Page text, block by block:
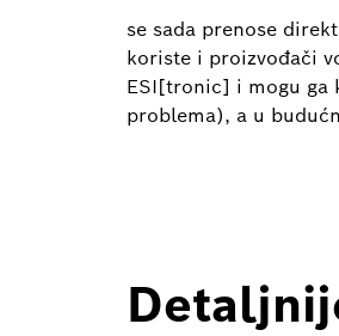
se sada prenose
koriste i proizvođači
ESI[tronic] i mogu ga
problema), a u